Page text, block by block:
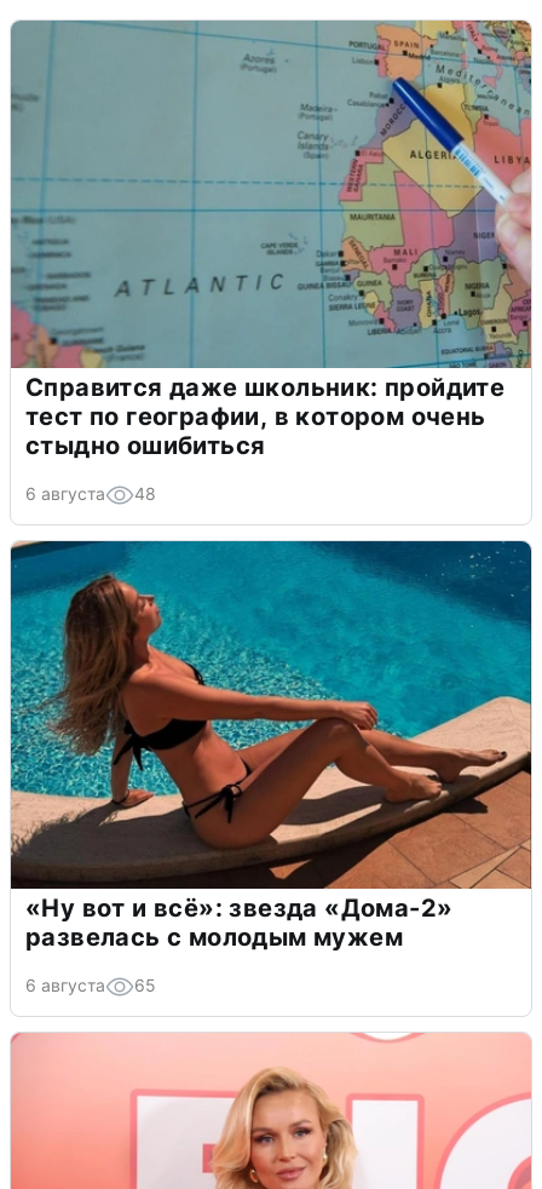
Справится даже школьник: пройдите
тест по географии, в котором очень
стыдно ошибиться
6 августа 48
«Ну вот и всё»: звезда «Дома-2»
развелась с молодым мужем
6 августа 65